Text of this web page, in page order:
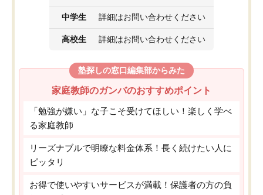
中学生 詳細はお問い合わせください
高校生 詳細はお問い合わせください
塾探しの窓口編集部からみた
家庭教師のガンバのおすすめポイント
「勉強が嫌い」な子こそ受けてほしい！楽しく学べ
る家庭教師
リーズナブルで明瞭な料金体系！長く続けたい人に
ピッタリ
お得で使いやすいサービスが満載！保護者の方の負